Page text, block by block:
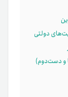
و دست‌دوم)